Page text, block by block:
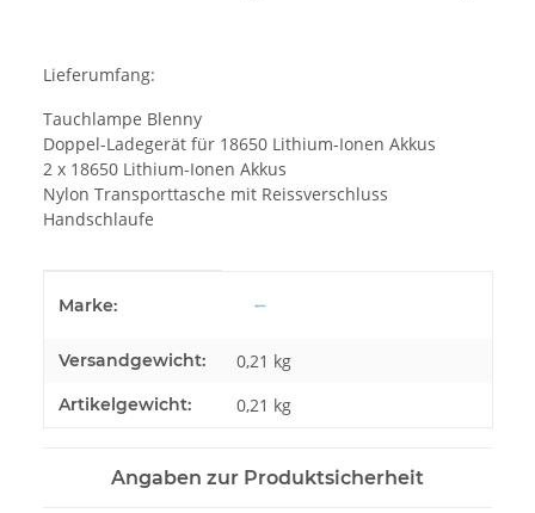
Lieferumfang:
Tauchlampe Blenny
Doppel-Ladegerät für 18650 Lithium-Ionen Akkus
2 x 18650 Lithium-Ionen Akkus
Nylon Transporttasche mit Reissverschluss
Handschlaufe
Marke:
Versandgewicht: 0,21 kg
Artikelgewicht: 0,21 kg
Angaben zur Produktsicherheit